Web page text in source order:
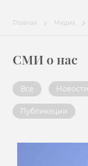
Главная Медиа
СМИ о нас
Все Новости
Публикации